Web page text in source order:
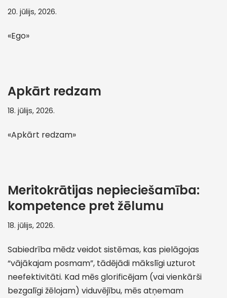
20. jūlijs, 2026.
«Ego»
Apkārt redzam
18. jūlijs, 2026.
«Apkārt redzam»
Meritokrātijas nepieciešamība:
kompetence pret žēlumu
18. jūlijs, 2026.
Sabiedrība mēdz veidot sistēmas, kas pielāgojas
“vājākajam posmam”, tādējādi mākslīgi uzturot
neefektivitāti. Kad mēs glorificējam (vai vienkārši
bezgalīgi žēlojam) viduvējību, mēs atņemam